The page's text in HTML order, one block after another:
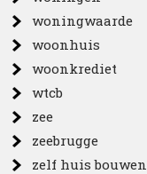
woningwaarde
woonhuis
woonkrediet
wtcb
zee
zeebrugge
zelf huis bouwen